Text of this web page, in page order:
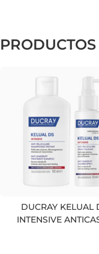
DUCRAY KELUAL
INTENSIVE